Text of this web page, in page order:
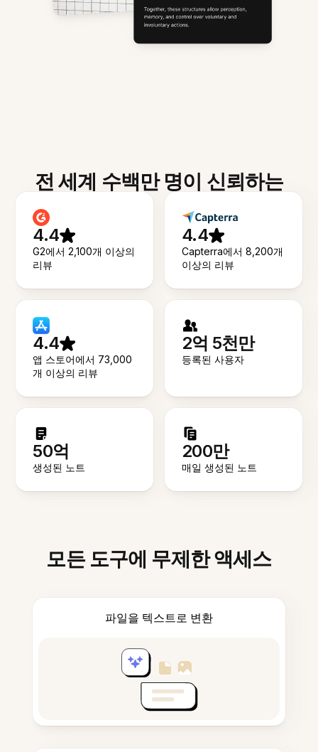
전 세계 수백만 명이 신뢰하는
4.4
G2에서 2,100개 이상의
리뷰
4.4
Capterra에서 8,200개
이상의 리뷰
4.4
앱 스토어에서 73,000
개 이상의 리뷰
2억 5천만
등록된 사용자
50억
생성된 노트
200만
매일 생성된 노트
모든 도구에 무제한 액세스
파일을 텍스트로 변환